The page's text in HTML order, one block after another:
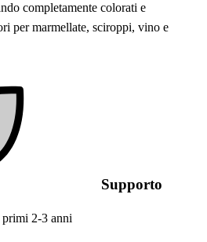
completamente colorati e
per marmellate, sciroppi, vino e
Supporto
2-3 anni